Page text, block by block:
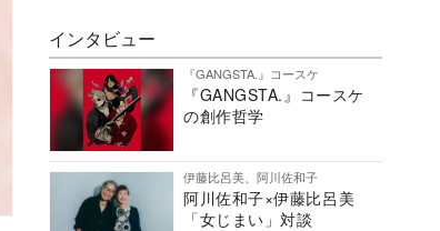
インタビュー
『GANGSTA.』コースケ
『GANGSTA.』コースケ
の創作哲学
伊藤比呂美、阿川佐和子
阿川佐和子×伊藤比呂美
「女じまい」対談